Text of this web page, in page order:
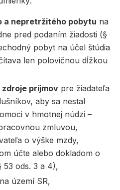
a nepretržitého pobytu na
pred podaním žiadosti (§
pobyt na účel štúdia
len polovičnou dĺžkou
príjmov pre žiadateľa
aby sa nestal
v hmotnej núdzi –
zmluvou,
o výške mzdy,
účte alebo dokladom o
ods. 3 a 4),
na území SR,